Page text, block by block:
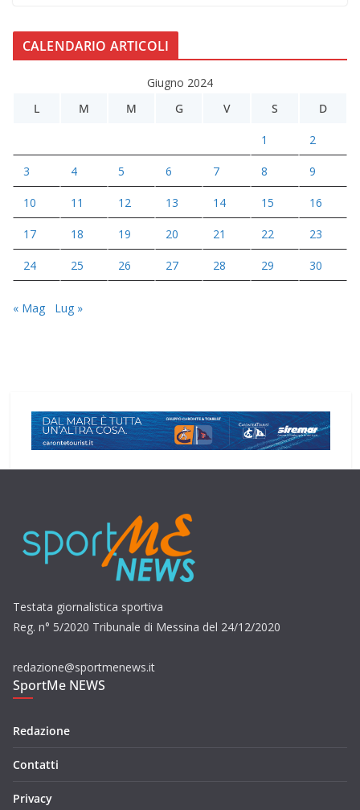
CALENDARIO ARTICOLI
Giugno 2024
L
M M G V S D
1 2
3 4 5 6 7 8 9
10 11 12 13 14 15 16
17 18 19 20 21 22 23
24 25 26 27 28 29 30
« Mag Lug »
Testata giornalistica sportiva
Reg. n° 5/2020 Tribunale di Messina del 24/12/2020
redazione@sportmenews.it
SportMe NEWS
Redazione
Contatti
Privacy